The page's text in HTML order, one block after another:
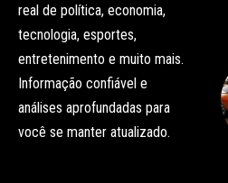
real de política, economia,
tecnologia, esportes,
entretenimento e muito mais.
Informação confiável e
análises aprofundadas para
você se manter atualizado.